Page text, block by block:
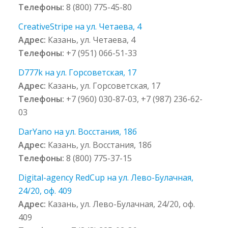
Телефоны:8 (800) 775-45-80
CreativeStripe на ул. Четаева, 4
Адрес: Казань, ул. Четаева, 4
Телефоны: +7 (951) 066-51-33
D777k на ул. Горсоветская, 17
Адрес: Казань, ул. Горсоветская, 17
Телефоны: +7 (960) 030-87-03, +7 (987) 236-62-
03
DarYano на ул. Восстания, 18б
Адрес: Казань, ул. Восстания, 18б
Телефоны:8 (800) 775-37-15
Digital-agency RedCup на ул. Лево-Булачная,
24/20, оф. 409
Адрес: Казань, ул. Лево-Булачная, 24/20, оф.
409